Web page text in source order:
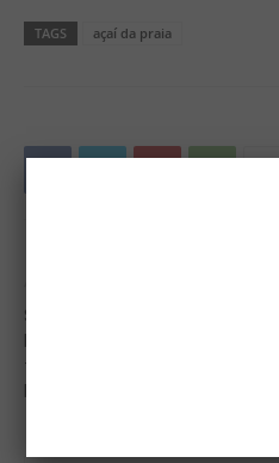
TAGS açaí da praia
Show dos pagodeiros Vavá e
Márcio abre temporada de
férias no Barretos Thermas
Park